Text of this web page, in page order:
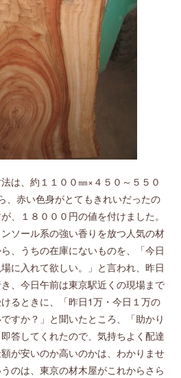
は、約１１００㎜×４５０～５５０
、赤い色身がとてもきれいだったの
、１８０００円の値を付けました。
ソール系の強い香りを放つ人気の材
、うちの在庫にないものを、「今日
に入れて欲しい。」と言われ、昨日
、今日午前は東京駅近くの現場まで
るときに、「昨日1万・今日１万の
すか？」と聞いたところ、「助かり
答してくれたので、気持ちよく配達
が安いのか高いのかは、わかりませ
のは、東京の材木屋がこれからさら